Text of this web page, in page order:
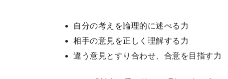
自分の考えを論理的に述べる力
相手の意見を正しく理解する力
違う意見とすり合わせ、合意を目指す力